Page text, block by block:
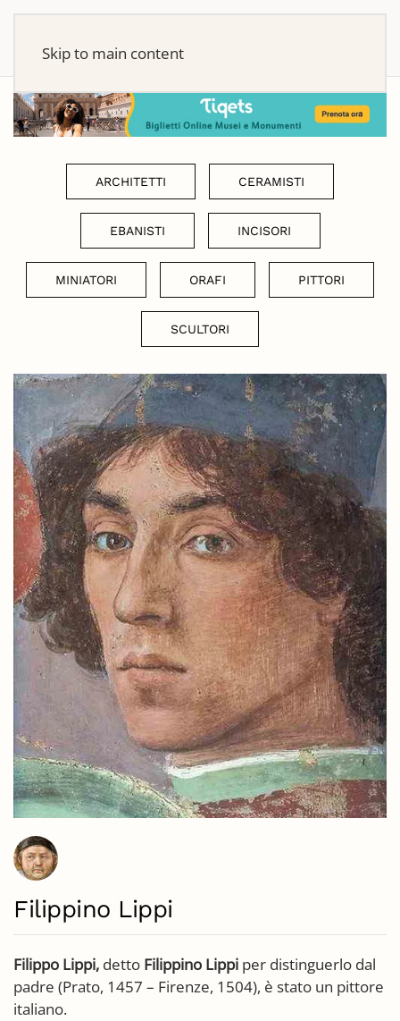
Skip to main content
ARCHITETTI CERAMISTI
EBANISTI INCISORI
MINIATORI ORAFI PITTORI
SCULTORI
Filippino Lippi
Filippo Lippi, detto Filippino Lippi per distinguerlo dal
padre (Prato, 1457 – Firenze, 1504), è stato un pittore
italiano.